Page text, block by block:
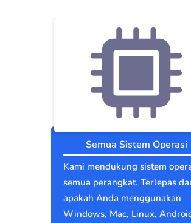
Semua Sistem Operasi
Kami mendukung sistem
semua perangkat. Terlepas
apakah Anda menggunakan
Windows, Mac, Linux,